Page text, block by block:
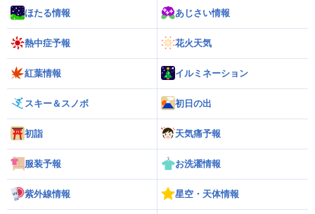
ほたる情報 あじさい情報
熱中症予報 花火天気
紅葉情報 イルミネーション
スキー＆スノボ 初日の出
初詣 天気痛予報
服装予報 お洗濯情報
紫外線情報 星空・天体情報